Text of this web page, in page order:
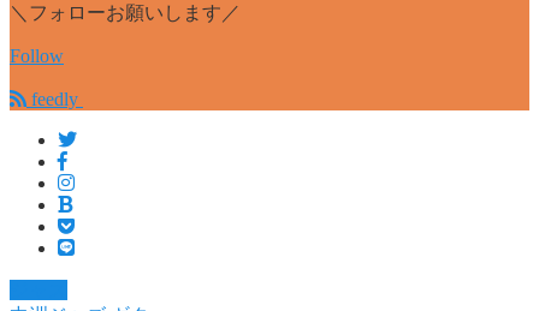
＼フォローお願いします／
Follow
feedly